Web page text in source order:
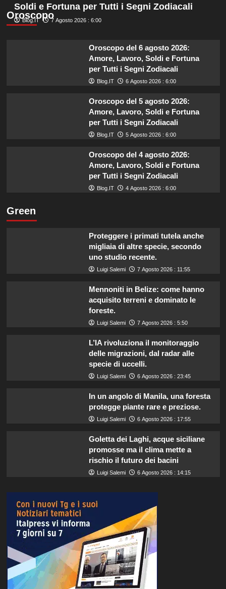
Oroscopo
Soldi e Fortuna per Tutti i Segni Zodiacali
Blog.IT 7 Agosto 2026 : 6:00
Oroscopo del 6 agosto 2026:
Amore, Lavoro, Soldi e Fortuna
per Tutti i Segni Zodiacali
Blog.IT 6 Agosto 2026 : 6:00
Oroscopo del 5 agosto 2026:
Amore, Lavoro, Soldi e Fortuna
per Tutti i Segni Zodiacali
Blog.IT 5 Agosto 2026 : 6:00
Oroscopo del 4 agosto 2026:
Amore, Lavoro, Soldi e Fortuna
per Tutti i Segni Zodiacali
Blog.IT 4 Agosto 2026 : 6:00
Green
Proteggere i primati tutela anche
migliaia di altre specie, secondo
uno studio recente.
Luigi Salemi 7 Agosto 2026 : 11:55
Mennoniti in Belize: come hanno
acquisito terreni e dominato le
foreste.
Luigi Salemi 7 Agosto 2026 : 5:50
L’IA rivoluziona il monitoraggio
delle migrazioni, dal radar alle
specie di uccelli.
Luigi Salemi 6 Agosto 2026 : 23:45
In un angolo di Manila, una foresta
protegge piante rare e preziose.
Luigi Salemi 6 Agosto 2026 : 17:55
Goletta dei Laghi, acque siciliane
promosse ma il clima mette a
rischio il futuro dei bacini
Luigi Salemi 6 Agosto 2026 : 14:15